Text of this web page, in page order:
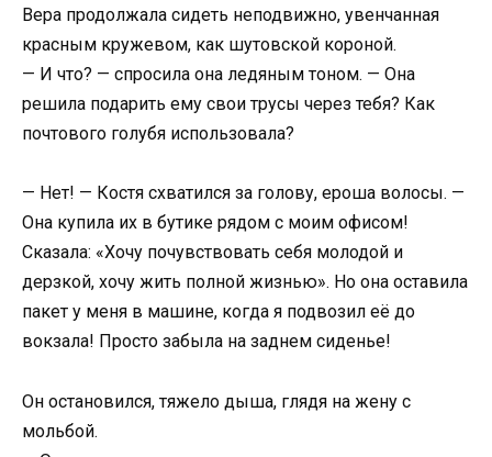
Вера продолжала сидеть неподвижно, увенчанная
красным кружевом, как шутовской короной.
— И что? — спросила она ледяным тоном. — Она
решила подарить ему свои трусы через тебя? Как
почтового голубя использовала?
— Нет! — Костя схватился за голову, ероша волосы. —
Она купила их в бутике рядом с моим офисом!
Сказала: «Хочу почувствовать себя молодой и
дерзкой, хочу жить полной жизнью». Но она оставила
пакет у меня в машине, когда я подвозил её до
вокзала! Просто забыла на заднем сиденье!
Он остановился, тяжело дыша, глядя на жену с
мольбой.